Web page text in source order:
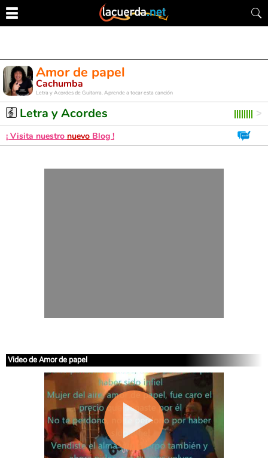
Amor de papel
Cachumba
Letra y Acordes de Guitarra. Aprende a tocar esta canción
Letra y Acordes
¡ Visita nuestro nuevo Blog !
Video de Amor de papel